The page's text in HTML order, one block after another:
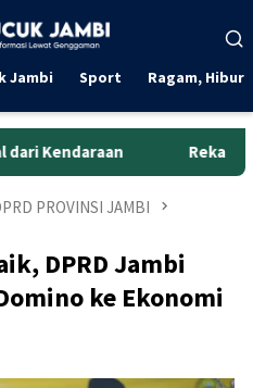
Jambi Sport Ragam,
Rekaman CCTV Bongkar
PROVINSI JAMBI
DPRD Jambi
ke Ekonomi